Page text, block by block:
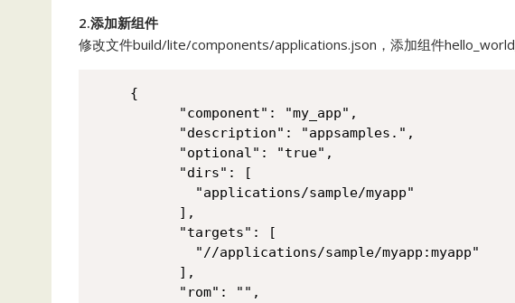
2.添加新组件
修改文件build/lite/components/applications.json，添加组件
{
      "component": "my_app",
      "description": "appsamples.",
      "optional": "true",
      "dirs": [
        "applications/sample/myapp"
      ],
      "targets": [
        "//applications/sample/myapp:myapp"
      ],
      "rom": "",